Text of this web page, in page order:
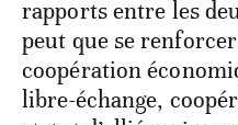
rapports entre les
peut que se
coopération
libre-échange,